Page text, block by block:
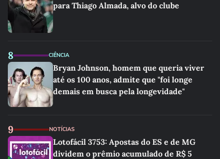
para Thiago Almada, alvo do clube
8 CIÊNCIA
Bryan Johnson, homem que queria viver
até os 100 anos, admite que "foi longe
demais em busca pela longevidade"
9 NOTÍCIAS
Lotofácil 3753: Apostas do ES e de MG
dividem o prêmio acumulado de R$ 5